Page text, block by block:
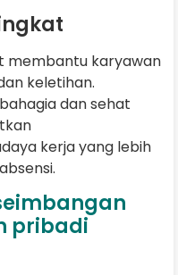
membantu karyawan
keletihan.
dan sehat
kerja yang lebih
pribadi